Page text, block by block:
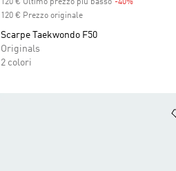
120 € Ultimo prezzo più basso -40%Discount
120 € Prezzo originale
Scarpe Taekwondo F50
Originals
2 colori